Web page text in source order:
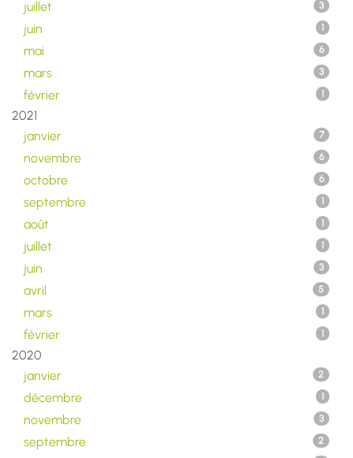
juillet 3
juin 1
mai 6
mars 3
février 1
2021
janvier
7
novembre 6
octobre 6
septembre 1
août 1
juillet 1
juin 3
avril 5
mars 1
février 1
2020
janvier
2
décembre 1
novembre 3
septembre 2